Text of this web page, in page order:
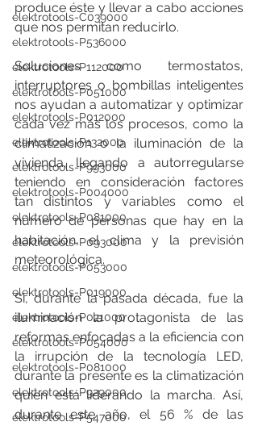
elektrotools-C039000
elektrotools-P536000
elektrotools-P112000
elektrotools-P051000
elektrotools-P012000
elektrotools-P132000
elektrotools-P993000
elektrotools-P004000
elektrotools-P081000
elektrotools-P093000
elektrotools-P053000
elektrotools-P019000
elektrotools-P021000
elektrotools-P054000
elektrotools-P081000
elektrotools-P929000
elektrotools-P547000
produce éste y llevar a cabo acciones
que nos permitan reducirlo.
Soluciones como termostatos,
interruptores o bombillas inteligentes
nos ayudan a automatizar y optimizar
cada vez más los procesos, como la
climatización o la iluminación de la
vivienda, llegando a autorregularse
teniendo en consideración factores
tan distintos y variables como el
número de personas que hay en la
habitación, el clima y la previsión
meteorológica.
Si, durante la pasada década, fue la
iluminación la protagonista de las
reformas enfocadas a la eficiencia con
la irrupción de la tecnología LED,
durante la presente es la climatización
quien está liderando la marcha. Así,
durante este año, el 56 % de las